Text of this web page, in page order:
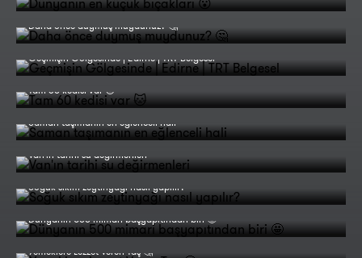
Daha önce duymuş muydunuz? 🤔
Geçmişin Gölgesinde | Edirne | TRT Belgesel
Tam 60 kedisi var 🐱
Saman taşımanın en eğlenceli hali
Van'ın tarihi su değirmenleri
Soğuk sıkım zeytinyağı nasıl yapılır?
Dünyanın 500 mimari başyapıtından biri 🤩
Yemeklere Lezzet Veren Taş 🤔